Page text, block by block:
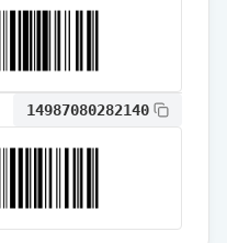
「ケ
14987080282140